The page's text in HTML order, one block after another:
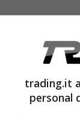
che hanno
e un
è un
dei
sulla base
trading.it
personal